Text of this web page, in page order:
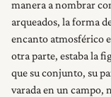
manera a nombrar
arqueados, la forma
encanto atmosférico
otra parte, estaba la
que su conjunto, su
varada en un campo,